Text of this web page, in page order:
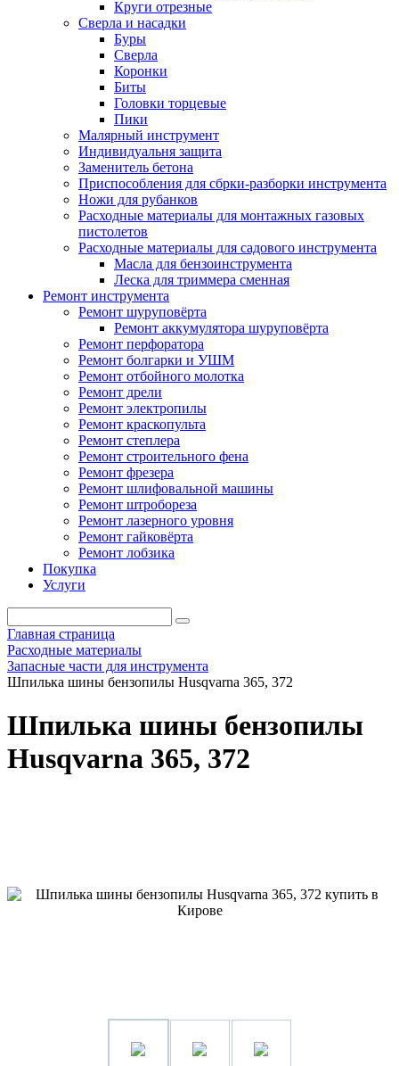
Круги отрезные
Сверла и насадки
Буры
Сверла
Коронки
Биты
Головки торцевые
Пики
Малярный инструмент
Индивидуальня защита
Заменитель бетона
Приспособления для сбрки-разборки инструмента
Ножи для рубанков
Расходные материалы для монтажных газовых
пистолетов
Расходные материалы для садового инструмента
Масла для бензоинструмента
Леска для триммера сменная
Ремонт инструмента
Ремонт шуруповёрта
Ремонт аккумулятора шуруповёрта
Ремонт перфоратора
Ремонт болгарки и УШМ
Ремонт отбойного молотка
Ремонт дрели
Ремонт электропилы
Ремонт краскопульта
Ремонт степлера
Ремонт строительного фена
Ремонт фрезера
Ремонт шлифовальной машины
Ремонт штробореза
Ремонт лазерного уровня
Ремонт гайковёрта
Ремонт лобзика
Покупка
Услуги
Главная страница
Расходные материалы
Запасные части для инструмента
Шпилька шины бензопилы Husqvarna 365, 372
Шпилька шины бензопилы
Husqvarna 365, 372